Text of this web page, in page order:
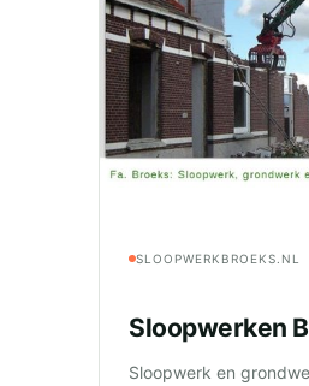
SLOOPWERKBROEKS.NL
Sloopwerken
Sloopwerk en